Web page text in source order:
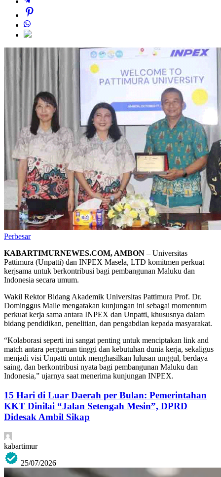
Perbesar
KABARTIMURNEWES.COM, AMBON – Universitas
Pattimura (Unpatti) dan INPEX Masela, LTD komitmen perkuat
kerjsama untuk berkontribusi bagi pembangunan Maluku dan
Indonesia secara umum.
Wakil Rektor Bidang Akademik Universitas Pattimura Prof. Dr.
Dominggus Malle mengatakan kunjungan ini sebagai momentum
perkuat kerja sama antara INPEX dan Unpatti, khususnya dalam
bidang pendidikan, penelitian, dan pengabdian kepada masyarakat.
“Kolaborasi seperti ini sangat penting untuk menciptakan link and
match antara perguruan tinggi dan kebutuhan dunia kerja, sekaligus
menjadi visi Unpatti untuk menghasilkan lulusan unggul, berdaya
saing, dan berkontribusi nyata bagi pembangunan Maluku dan
Indonesia,” ujarnya saat menerima kunjungan INPEX.
15 Hari di Luar Daerah per Bulan: Pemerintahan
KKT Dinilai “Jalan Setengah Mesin”, DPRD
Didesak Ambil Sikap
kabartimur
25/07/2026